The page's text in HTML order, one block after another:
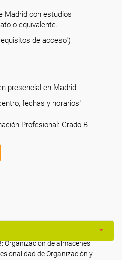
Madrid con estudios
o equivalente.
de acceso")
presencial en Madrid
fechas y horarios"
Profesional: Grado B
Organización de almacenes
de Organización y